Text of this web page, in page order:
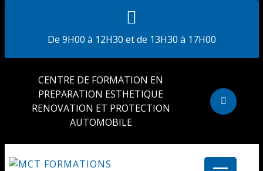
De 9H00 à 12H30 et de 13H30 à 17H00
CENTRE DE FORMATION EN
PREPARATION ESTHETIQUE
RENOVATION ET PROTECTION
AUTOMOBILE